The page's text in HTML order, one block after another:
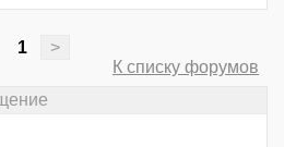
1
>
К списку форумов